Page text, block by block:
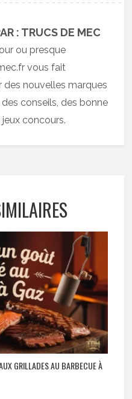
: TRUCS DE MEC
ou presque
vous fait
des nouvelles marques
conseils, des bonne
concours.
GRILLADES AU BARBECUE À